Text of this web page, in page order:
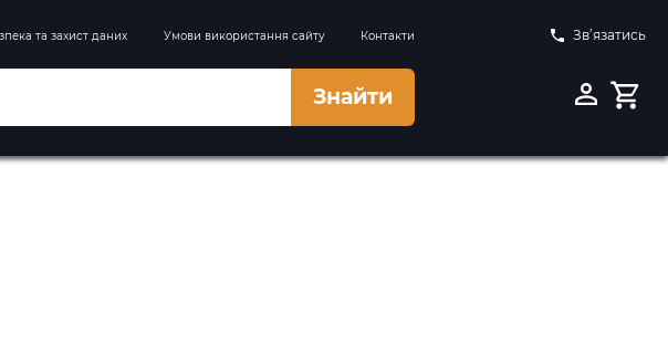
та захист даних Умови використання сайту Контакти Зв’язатись
Знайти